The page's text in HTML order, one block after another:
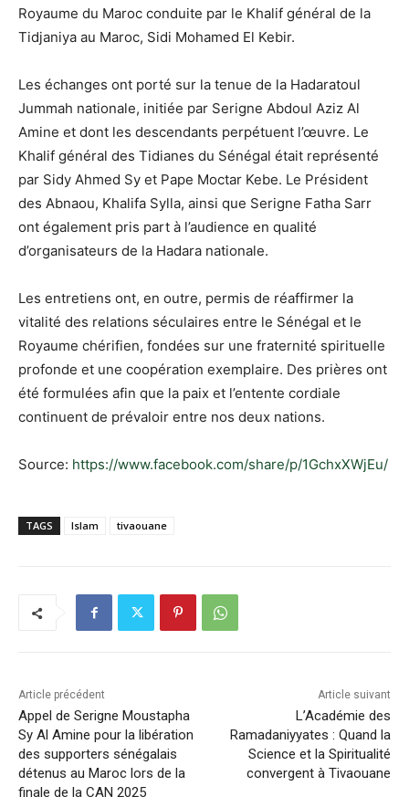
Royaume du Maroc conduite par le Khalif général de la
Tidjaniya au Maroc, Sidi Mohamed El Kebir.
Les échanges ont porté sur la tenue de la Hadaratoul
Jummah nationale, initiée par Serigne Abdoul Aziz Al
Amine et dont les descendants perpétuent l’œuvre. Le
Khalif général des Tidianes du Sénégal était représenté
par Sidy Ahmed Sy et Pape Moctar Kebe. Le Président
des Abnaou, Khalifa Sylla, ainsi que Serigne Fatha Sarr
ont également pris part à l’audience en qualité
d’organisateurs de la Hadara nationale.
Les entretiens ont, en outre, permis de réaffirmer la
vitalité des relations séculaires entre le Sénégal et le
Royaume chérifien, fondées sur une fraternité spirituelle
profonde et une coopération exemplaire. Des prières ont
été formulées afin que la paix et l’entente cordiale
continuent de prévaloir entre nos deux nations.
Source: https://www.facebook.com/share/p/1GchxXWjEu/
TAGS Islam tivaouane
Article précédent
Appel de Serigne Moustapha
Sy Al Amine pour la libération
des supporters sénégalais
détenus au Maroc lors de la
finale de la CAN 2025
Article suivant
L’Académie des
Ramadaniyyates : Quand la
Science et la Spiritualité
convergent à Tivaouane